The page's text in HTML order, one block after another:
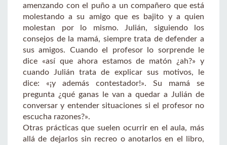
amenzando con el puño a un compañero que está
molestando a su amigo que es bajito y a quien
molestan por lo mismo. Julián, siguiendo los
consejos de la mamá, siempre trata de defender a
sus amigos. Cuando el profesor lo sorprende le
dice «así que ahora estamos de matón ¿ah?» y
cuando Julián trata de explicar sus motivos, le
dice: «¡y además contestador!». Su mamá se
pregunta ¿qué ganas le van a quedar a Julián de
conversar y entender situaciones si el profesor no
escucha razones?».
Otras prácticas que suelen ocurrir en el aula, más
allá de dejarlos sin recreo o anotarlos en el libro,